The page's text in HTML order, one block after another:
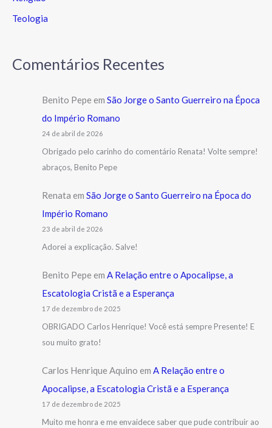
Teologia
Comentários Recentes
Benito Pepe em São Jorge o Santo Guerreiro na Época
do Império Romano
24 de abril de 2026
Obrigado pelo carinho do comentário Renata! Volte sempre!
abraços, Benito Pepe
Renata em São Jorge o Santo Guerreiro na Época do
Império Romano
23 de abril de 2026
Adorei a explicação. Salve!
Benito Pepe em A Relação entre o Apocalipse, a
Escatologia Cristã e a Esperança
17 de dezembro de 2025
OBRIGADO Carlos Henrique! Você está sempre Presente! E
sou muito grato!
Carlos Henrique Aquino em A Relação entre o
Apocalipse, a Escatologia Cristã e a Esperança
17 de dezembro de 2025
Muito me honra e me envaidece saber que pude contribuir ao